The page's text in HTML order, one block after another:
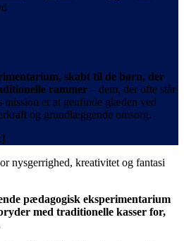
skabt til de børn, der
rammer – dem, der ofte står
mission er at genfinde glæden ved
og grundlæggende omsorg.
nysgerrighed, kreativitet og fantasi
pædagogisk eksperimentarium
med traditionelle kasser for,